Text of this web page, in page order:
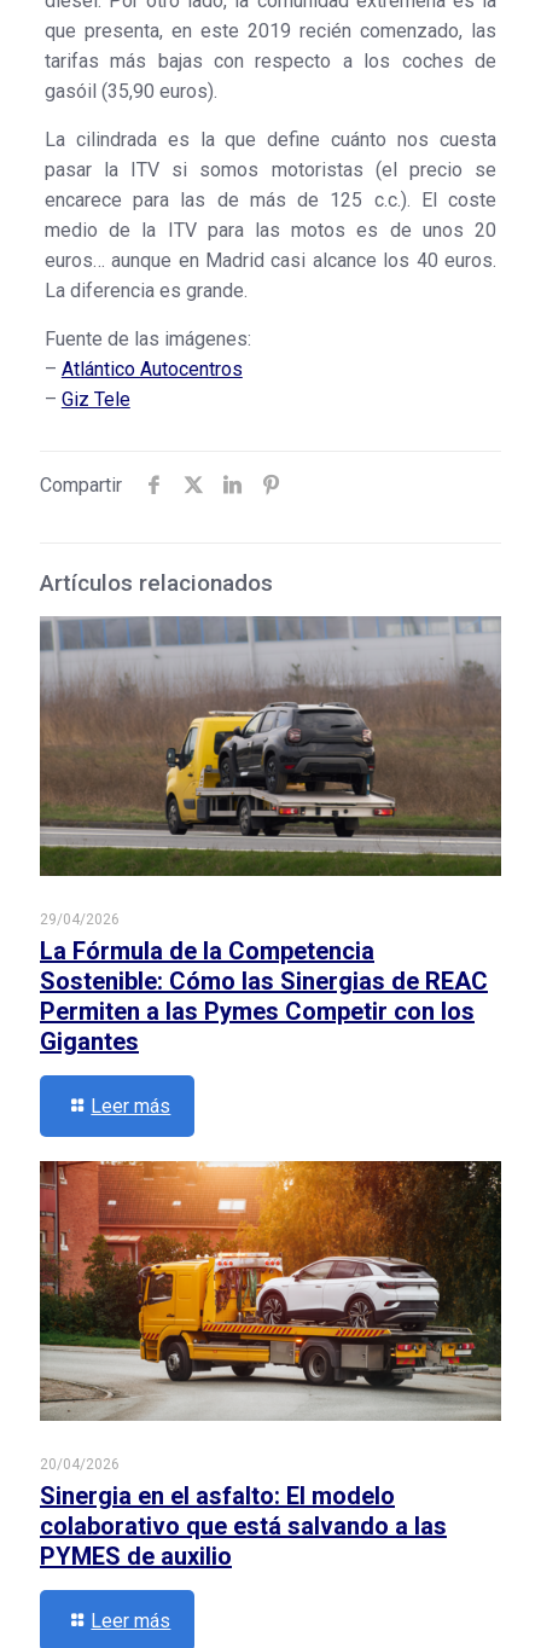
que presenta, en este 2019 recién comenzado, las
tarifas más bajas con respecto a los coches de
gasóil (35,90 euros).
La cilindrada es la que define cuánto nos cuesta
pasar la ITV si somos motoristas (el precio se
encarece para las de más de 125 c.c.). El coste
medio de la ITV para las motos es de unos 20
euros… aunque en Madrid casi alcance los 40 euros.
La diferencia es grande.
Fuente de las imágenes:
– Atlántico Autocentros
– Giz Tele
Compartir
Artículos relacionados
29/04/2026
La Fórmula de la Competencia
Sostenible: Cómo las Sinergias de REAC
Permiten a las Pymes Competir con los
Gigantes
Leer más
20/04/2026
Sinergia en el asfalto: El modelo
colaborativo que está salvando a las
PYMES de auxilio
Leer más